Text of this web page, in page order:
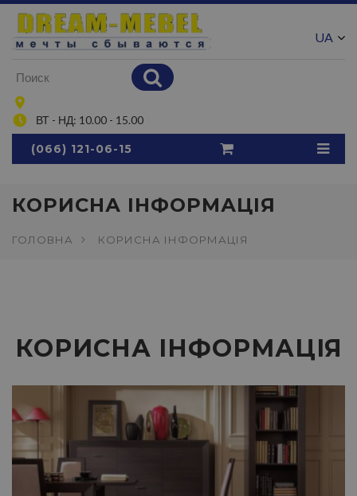
ВТ - НД: 10.00 - 15.00
UA
(066) 121-06-15
КОРИСНА ІНФОРМАЦІЯ
ГОЛОВНА КОРИСНА ІНФОРМАЦІЯ
КОРИСНА ІНФОРМАЦІЯ